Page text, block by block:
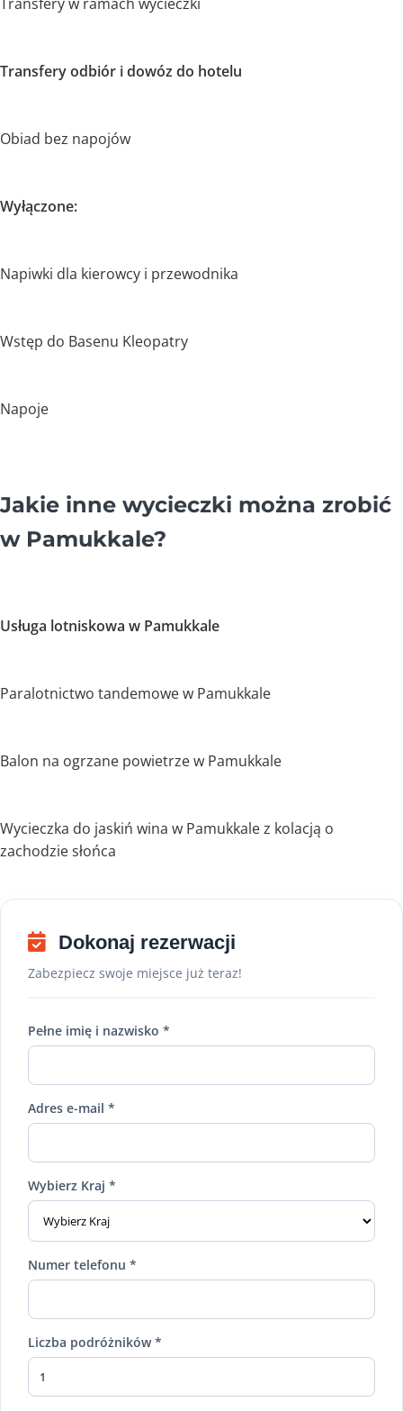
Transfery odbiór i dowóz do hotelu
Obiad bez napojów
Wyłączone:
Napiwki dla kierowcy i przewodnika
Wstęp do Basenu Kleopatry
Napoje
Jakie inne wycieczki można zrobić
w Pamukkale?
Usługa lotniskowa w Pamukkale
Paralotnictwo tandemowe w Pamukkale
Balon na ogrzane powietrze w Pamukkale
Wycieczka do jaskiń wina w Pamukkale z kolacją o
zachodzie słońca
Dokonaj rezerwacji
Zabezpiecz swoje miejsce już teraz!
Pełne imię i nazwisko *
Adres e-mail *
Wybierz Kraj *
Numer telefonu *
Liczba podróżników *